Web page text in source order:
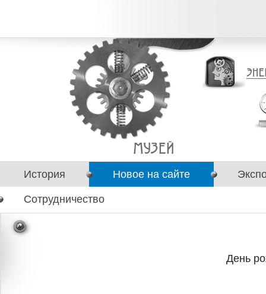
История Новое на сайте
Сотрудничество
День